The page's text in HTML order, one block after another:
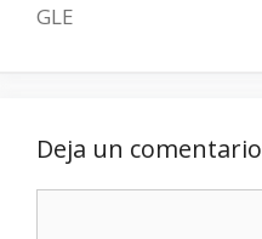
GLE
Deja un comentario